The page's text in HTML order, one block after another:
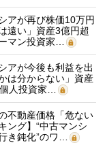
アが再び株価10万円
遠い」資産3億円超
マン投資家…
アが今後も利益を出
は分からない」資産
人投資家…
不動産価格「危ない
ング】“中古マンシ
き鈍化”のワ…